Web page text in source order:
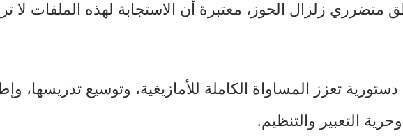
متضرري زلزال الحوز، معتبرة أن الاستجابة لهذه الملفات لا
تعزز المساواة الكاملة للأمازيغية، وتوسيع تدريسها،
التعبير والتنظيم.